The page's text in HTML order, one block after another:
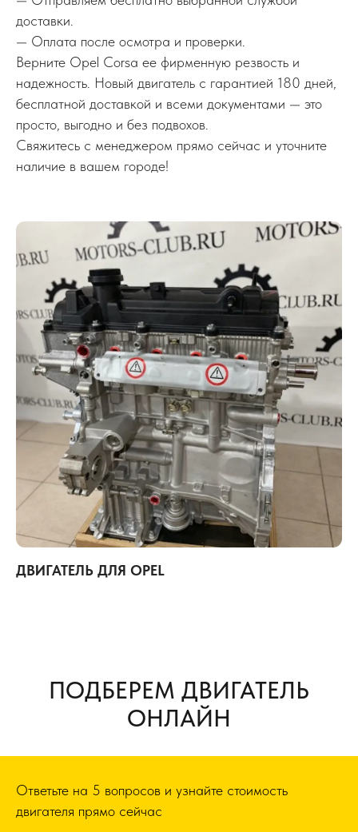
доставки.
— Оплата после осмотра и проверки.
Верните Opel Corsa ее фирменную резвость и
надежность. Новый двигатель с гарантией 180 дней,
бесплатной доставкой и всеми документами — это
просто, выгодно и без подвохов.
Свяжитесь с менеджером прямо сейчас и уточните
наличие в вашем городе!
ДВИГАТЕЛЬ ДЛЯ OPEL
ПОДБЕРЕМ ДВИГАТЕЛЬ
ОНЛАЙН
Ответьте на 5 вопросов и узнайте стоимость
двигателя прямо сейчас